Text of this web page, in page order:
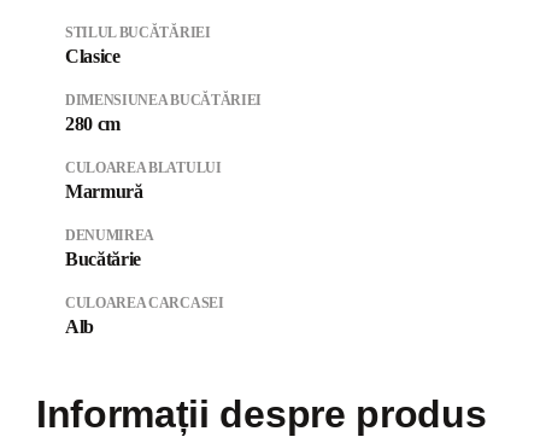
STILUL BUCĂTĂRIEI
Clasice
DIMENSIUNEA BUCĂTĂRIEI
280 cm
CULOAREA BLATULUI
Marmură
DENUMIREA
Bucătărie
CULOAREA CARCASEI
Alb
Informații despre produs